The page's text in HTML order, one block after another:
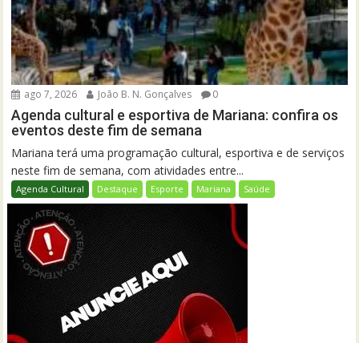
ago 7, 2026 João B. N. Gonçalves 0
Agenda cultural e esportiva de Mariana: confira os
eventos deste fim de semana
Mariana terá uma programação cultural, esportiva e de serviços
neste fim de semana, com atividades entre...
Agenda Cultural Destaque Esporte Mariana Saúde